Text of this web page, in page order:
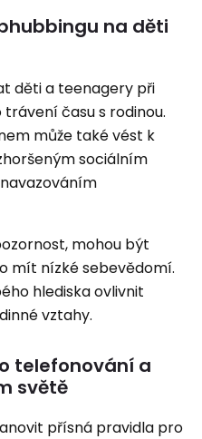
na děti
děti a teenagery při
času s rodinou.
může také vést k
sociálním
mohou být
mít nízké sebevědomí.
hlediska ovlivnit
vztahy.
telefonování a
světě
přísná pravidla pro